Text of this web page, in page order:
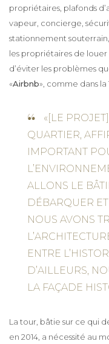
propriétaires, plafonds
vapeur, concierge,
stationnement
les propriétaires de louer
d’éviter les problèmes
«Airbnb», comme dans la
«[LE
QUARTIER,
IMPORTANT
ALLONS LE
DÉBARQUER
NOUS AVONS
ENTRE
D’AILLEURS,
LA FAÇADE
La tour, bâtie sur ce qui
en 2014, a nécessité au